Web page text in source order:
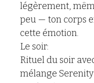
légèrement,
peu — ton corps
cette émotion.
Le soir:
Rituel du soir
mélange